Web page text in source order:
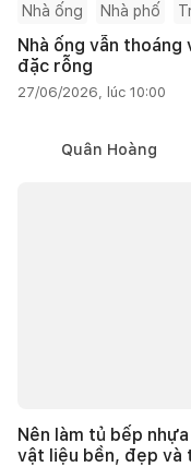
Nhà ống Nhà phố
Nhà ống vẫn
đặc rỗng
27/06/2026, lúc 10:00
Quân Hoàng
Nên làm tủ bếp
vật liệu bền, đẹp và